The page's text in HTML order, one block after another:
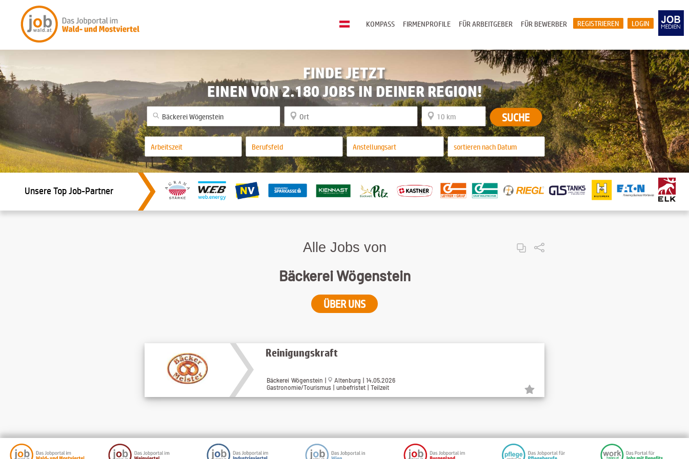
LOGIN
REGISTRIEREN
FÜR BEWERBER
FÜR ARBEITGEBER
FIRMENPROFILE
KOMPASS
FINDE JETZT
EINEN VON 2.180 JOBS IN DEINER REGION!
SUCHE
Unsere Top Job-Partner
Alle Jobs von
Bäckerei Wögenstein
ÜBER UNS
Reinigungskraft
Bäckerei Wögenstein |
Altenburg | 14.05.2026
Gastronomie/Tourismus | unbefristet | Teilzeit